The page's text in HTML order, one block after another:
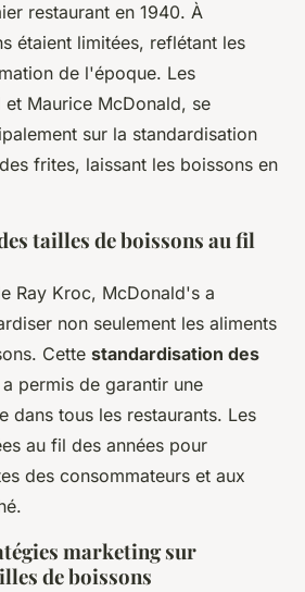
restaurant en 1940. À
étaient limitées, reflétant les
de l'époque. Les
Maurice McDonald, se
sur la standardisation
frites, laissant les boissons en
tailles de boissons au fil
Ray Kroc, McDonald's a
non seulement les aliments
Cette standardisation des
a permis de garantir une
dans tous les restaurants. Les
au fil des années pour
des consommateurs et aux
marketing sur
de boissons